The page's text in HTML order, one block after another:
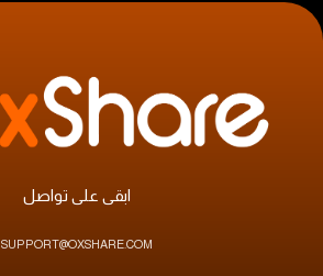
ابقى على تواصل
SUPPORT@OXSHARE.COM